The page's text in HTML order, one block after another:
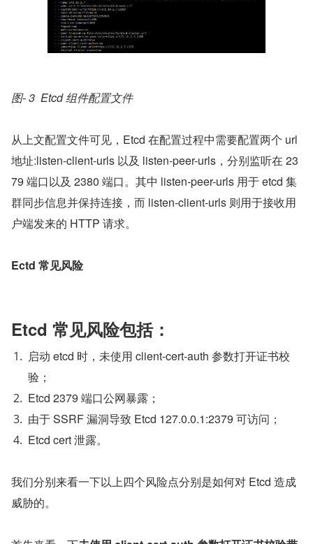
图- 3  Etcd 组件配置文件
从上文配置文件可见，Etcd 在配置过程中需要配置两个 url
地址:listen-client-urls 以及 listen-peer-urls，分别监听在 23
79 端口以及 2380 端口。其中 listen-peer-urls 用于 etcd 集
群同步信息并保持连接，而 listen-client-urls 则用于接收用
户端发来的 HTTP 请求。
Ectd 常见风险
Etcd 常见风险包括：
启动 etcd 时，未使用 client-cert-auth 参数打开证书校
验；
Etcd 2379 端口公网暴露；
由于 SSRF 漏洞导致 Etcd 127.0.0.1:2379 可访问；
Etcd cert 泄露。
我们分别来看一下以上四个风险点分别是如何对 Etcd 造成
威胁的。